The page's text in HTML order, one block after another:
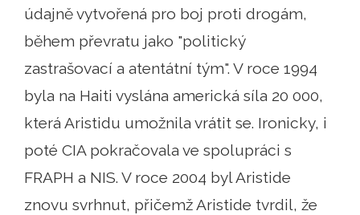
údajně vytvořená pro boj proti drogám,
během převratu jako "politický
zastrašovací a atentátní tým". V roce 1994
byla na Haiti vyslána americká síla 20 000,
která Aristidu umožnila vrátit se. Ironicky, i
poté CIA pokračovala ve spolupráci s
FRAPH a NIS. V roce 2004 byl Aristide
znovu svrhnut, přičemž Aristide tvrdil, že